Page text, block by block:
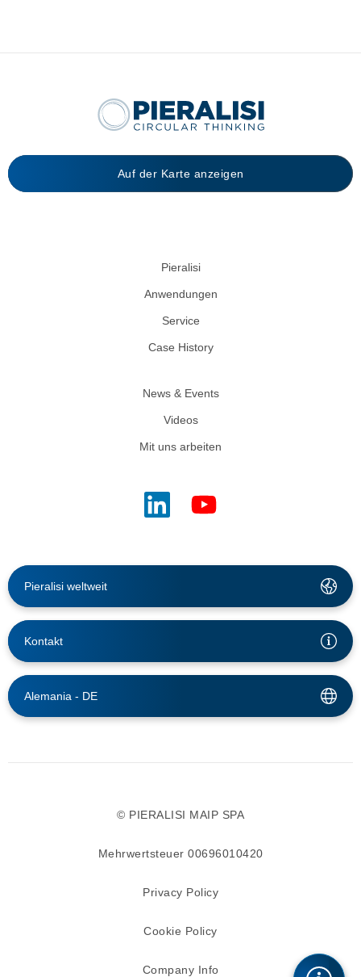
Auf der Karte anzeigen
Pieralisi
Anwendungen
Service
Case History
News & Events
Videos
Mit uns arbeiten
Pieralisi weltweit
Kontakt
Alemania - DE
© PIERALISI MAIP SPA
Mehrwertsteuer 00696010420
Privacy Policy
Cookie Policy
Company Info